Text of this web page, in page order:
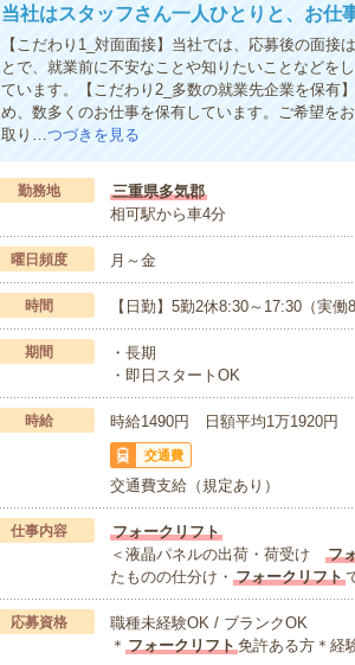
当社はスタッフさん一人ひとりと、お仕
【こだわり1_対面面接】当社では、応募後の面接
とで、就業前に不安なことや知りたいことなどを
ています。【こだわり2_多数の就業先企業を保有
め、数多くのお仕事を保有しています。ご希望を
取り… つづきを見る
勤務地
三重県多気郡
相可駅から車4分
曜日頻度 月～金
時間 【日勤】5勤2休8:30～17:30（実働
期間
・長期
・即日スタートOK
時給 時給1490円 日額平均1万1920円
交通費
交通費支給（規定あり）
仕事内容
フォークリフト
＜液晶パネルの出荷・荷受け
フ
たものの仕分け・ フォークリフト
応募資格
職種未経験OK / ブランクOK
＊ フォークリフト 免許ある方＊経